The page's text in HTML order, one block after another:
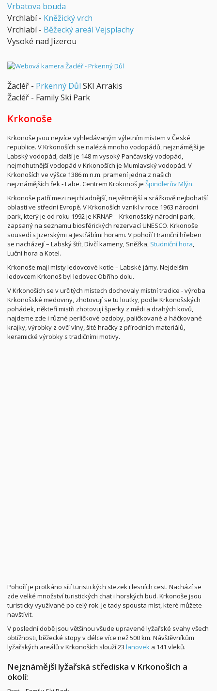
Vrbatova bouda
Vrchlabí - Kněžický vrch
Vrchlabí - Běžecký areál Vejsplachy
Vysoké nad Jizerou
Žacléř - Prkenný Důl SKI Arrakis
Žacléř - Family Ski Park
Krkonoše
Krkonoše jsou nejvíce vyhledávaným výletním místem v České
republice. V Krkonoších se nalézá mnoho vodopádů, nejznámější je
Labský vodopád, další je 148 m vysoký Pančavský vodopád,
nejmohutnější vodopád v Krkonoších je Mumlavský vodopád. V
Krkonoších ve výšce 1386 m n.m. pramení jedna z našich
nejznámějších řek - Labe. Centrem Krokonoš je Špindlerův Mlýn.
Krkonoše patří mezi nejchladnější, největrnější a srážkově nejbohatší
oblasti ve střední Evropě. V Krkonoších vznikl v roce 1963 národní
park, který je od roku 1992 je KRNAP – Krkonošský národní park,
zapsaný na seznamu biosférických rezervací UNESCO. Krkonoše
sousedí s Jizerskými a Jestřábími horami. V pohoří Hraniční hřeben
se nacházejí – Labský štít, Dívčí kameny, Sněžka, Studniční hora,
Luční hora a Kotel.
Krkonoše mají místy ledovcové kotle – Labské jámy. Nejdelším
ledovcem Krkonoš byl ledovec Obřího dolu.
V Krkonoších se v určitých místech dochovaly místní tradice - výroba
Krkonošské medoviny, zhotovují se tu loutky, podle Krkonošských
pohádek, někteří mistři zhotovují šperky z mědi a drahých kovů,
najdeme zde i různé perličkové ozdoby, paličkované a háčkované
krajky, výrobky z ovčí vlny, šité hračky z přírodních materiálů,
keramické výrobky s tradičními motivy.
Pohoří je protkáno sítí turistických stezek i lesních cest. Nachází se
zde velké množství turistických chat i horských bud. Krkonoše jsou
turisticky využívané po celý rok. Je tady spousta míst, které můžete
navštívit.
V poslední době jsou většinou všude upravené lyžařské svahy všech
obtížnosti, běžecké stopy v délce více než 500 km. Návštěvníkům
lyžařských areálů v Krkonoších slouží 23 lanovek a 141 vleků.
Nejznámější lyžařská střediska v Krkonoších a
okolí: